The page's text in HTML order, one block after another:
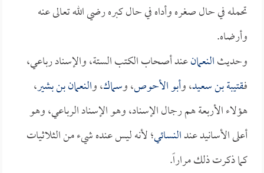
تحمله في حال صغره وأداه في حال كبره رضي الله تعالى عنه
وأرضاه.
وحديثالنعمانعند أصحاب الكتب الستة، والإسناد رباعي،
فـقتيبة بن سعيد، وأبو الأحوص، وسماك، والنعمان بن بشير،
هؤلاء الأربعة هم رجال الإسناد، وهو الإسناد الرباعي، وهو
أعلى الأسانيد عندالنسائي؛ لأنه ليس عنده شيء من الثلاثيات
كما ذكرت ذلك مراراً.